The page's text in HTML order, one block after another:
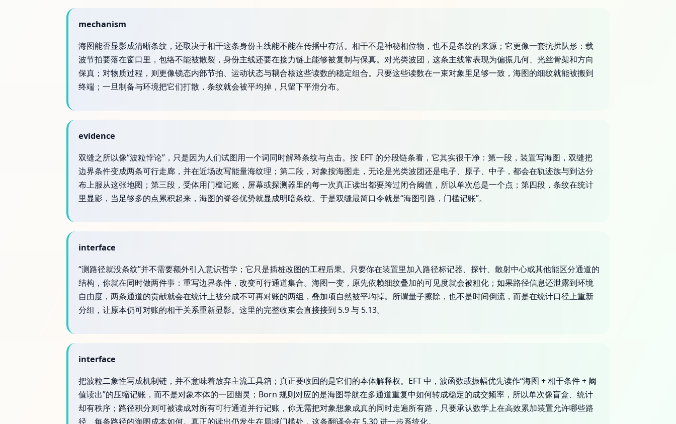
mechanism
海图能否显影成清晰条纹，还取决于相干这条身份主线能不能在传播中存活。相干不是神秘相位物，也不是条纹的来源；它更像一套抗扰队形：载
波节拍要落在窗口里，包络不能被散裂，身份主线还要在接力链上能够被复制与保真。对光类波团，这条主线常表现为偏振几何、光丝骨架和方向
保真；对物质过程，则更像锁态内部节拍、运动状态与耦合核这些读数的稳定组合。只要这些读数在一束对象里足够一致，海图的细纹就能被搬到
终端；一旦制备与环境把它们打散，条纹就会被平均掉，只留下平滑分布。
evidence
双缝之所以像“波粒悖论”，只是因为人们试图用一个词同时解释条纹与点击。按 EFT 的分段链条看，它其实很干净：第一段，装置写海图，双缝把
边界条件变成两条可行走廊，并在近场改写能量海纹理；第二段，对象按海图走，无论是光类波团还是电子、原子、中子，都会在轨迹族与到达分
布上服从这张地图；第三段，受体用门槛记账，屏幕或探测器里的每一次真正读出都要跨过闭合阈值，所以单次总是一个点；第四段，条纹在统计
里显影，当足够多的点累积起来，海图的脊谷优势就显成明暗条纹。于是双缝最简口令就是“海图引路，门槛记账”。
interface
“测路径就没条纹”并不需要额外引入意识哲学；它只是插桩改图的工程后果。只要你在装置里加入路径标记器、探针、散射中心或其他能区分通道的
结构，你就在同时做两件事：重写边界条件，改变可行通道集合。海图一变，原先依赖细纹叠加的可见度就会被粗化；如果路径信息还泄露到环境
自由度，两条通道的贡献就会在统计上被分成不可再对账的两组，叠加项自然被平均掉。所谓量子擦除，也不是时间倒流，而是在统计口径上重新
分组，让原本仍可对账的相干关系重新显影。这里的完整收束会直接接到 5.9 与 5.13。
interface
把波粒二象性写成机制链，并不意味着放弃主流工具箱；真正要收回的是它们的本体解释权。EFT 中，波函数或振幅优先读作“海图 + 相干条件 + 阈
值读出”的压缩记账，而不是对象本体的一团幽灵；Born 规则对应的是海图导航在多通道重复中如何转成稳定的成交频率，所以单次像盲盒、统计
却有秩序；路径积分则可被读成对所有可行通道并行记账，你无需把对象想象成真的同时走遍所有路，只要承认数学上在高效累加装置允许哪些路
径、每条路径的海图成本如何。真正的读出仍发生在局域门槛处，这条翻译会在 5.30 进一步系统化。